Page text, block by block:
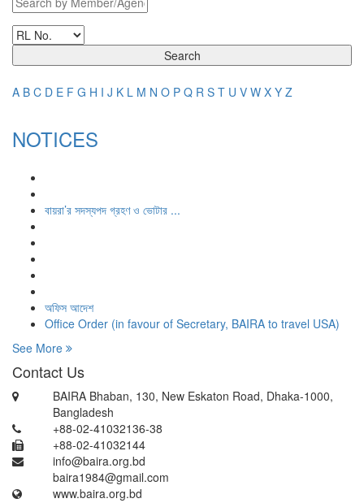
Search
A B C D E F G H I J K L M N O P Q R S T U V W X Y Z
NOTICES
বায়রা’র সদস্যপদ গ্রহণ ও ভোটার ...
অফিস আদেশ
Office Order (in favour of Secretary, BAIRA to travel USA)
See More
Contact Us
BAIRA Bhaban, 130, New Eskaton Road, Dhaka-1000,
Bangladesh
+88-02-41032136-38
+88-02-41032144
info@baira.org.bd
baira1984@gmail.com
www.baira.org.bd